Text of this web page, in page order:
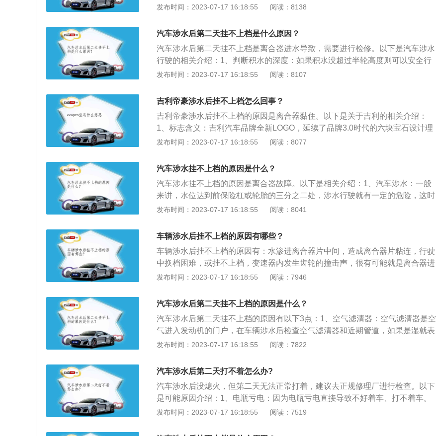
作情况及时进行补填，补填时需要保证新加入的油液是同一种油液；2、及时检
查，及时发现是否出现松动、磨损损坏等故障，连接部位出现松动时要及时拧
紧；3、养成良好的驾驶习惯：日常使用过程中养成良好开车习惯，在进行换挡
时，操作变速操纵杆不能太用力，要采用规定的方法防止打坏齿轮、损坏操纵杆
拨叉以及损坏操纵杆等问题。
发布时间：2023-07-17 16:18:55 阅读：8138
汽车涉水后第二天挂不上档是什么原因？
汽车涉水后第二天挂不上档是离合器进水导致，需要进行检修。以下是汽车涉水
行驶的相关介绍：1、判断积水的深度：如果积水没超过半轮高度则可以安全行
驶，否则不建议再继续行驶。2、使用雪地模式：进入积水路段后，减速慢行，
动：驶出积水路段后，连续制动几次，将刹车盘里的水分蒸发，以免影响汽车的
制动性能。
发布时间：2023-07-17 16:18:55 阅读：8107
吉利帝豪涉水后挂不上档怎么回事？
吉利帝豪涉水后挂不上档的原因是离合器黏住。以下是关于吉利的相关介绍：
1、标志含义：吉利汽车品牌全新LOGO，延续了品牌3.0时代的六块宝石设计理
念，以延展的宇宙为设计源点，将星光银、深空灰和地球蓝融汇其中，展示了吉
利汽车集团旗下纯电品牌——几何正式发布，几何品牌定位为“高端纯电品牌”，
致力于打造“全球用户纯电出行的首选品牌”。2019年7月3日，百度和吉利达成战
略合作吉利汽车将搭载小度车载交互系统。
发布时间：2023-07-17 16:18:55 阅读：8077
汽车涉水挂不上档的原因是什么？
汽车涉水挂不上档的原因是离合器故障。以下是相关介绍：1、汽车涉水：一般
来讲，水位达到前保险杠或轮胎的三分之二处，涉水行驶就有一定的危险，这时
就不要冒然前进。此外，汽车涉水时要避免换挡，在确认汽车能够通过时，一般
挂不上档，其实很有可能就是离合器进水，导致摩擦力减小，传递扭矩下降，短
期可能对驾驶没什么太大影响，但时间长了可能会损坏离合器的三件套，所以进
水感觉异样后最好到维修店进行检修。
发布时间：2023-07-17 16:18:55 阅读：8041
车辆涉水后挂不上档的原因有哪些？
车辆涉水后挂不上档的原因有：水渗进离合器片中间，造成离合器片粘连，行驶
中换档困难，或挂不上档，变速器内发生齿轮的撞击声，很有可能就是离合器进
水导致挂不上档。1、在车辆过深水后，挂不上档的时候，可以做到以下几点：
的状态下再挂别的档。2、扩展资料：开车进入积水区后一定要减速慢行，如果
快速通过，溅起的水花很有可能进入进气道导致发动机熄火。
发布时间：2023-07-17 16:18:55 阅读：7946
汽车涉水后第二天挂不上档的原因是什么？
汽车涉水后第二天挂不上档的原因有以下3点：1、空气滤清器：空气滤清器是空
气进入发动机的门户，在车辆涉水后检查空气滤清器和近期管道，如果是湿就表
明可能有水进入了发动机，需要耐心检查发动机内部的进水情况。2、发动机舱
湿，在检查时如果发现线束接口已打湿，需要马上进行干燥处理，如果不适时处
理很可能会短路。3、底盘故障：在车辆涉水时，脏东西会附着在底盘缝隙等地
方，会引起底盘生锈，甚至部件故障。所以车辆涉水后车主应将车辆开到洗车店
彻底清理底盘，也可以做个底盘装甲，提高底盘的防锈能力。
发布时间：2023-07-17 16:18:55 阅读：7822
汽车涉水后第二天打不着怎么办?
汽车涉水后没熄火，但第二天无法正常打着，建议去正规修理厂进行检查。以下
是可能原因介绍：1、电瓶亏电：因为电瓶亏电直接导致不好着车、打不着车。
一般电瓶接线柱处接触不良，蓄电池管理系统问题都会造成这类问题。2、点火
是着车的关键，如果点火线圈、火花塞故障，也会导致不着车。
发布时间：2023-07-17 16:18:55 阅读：7519